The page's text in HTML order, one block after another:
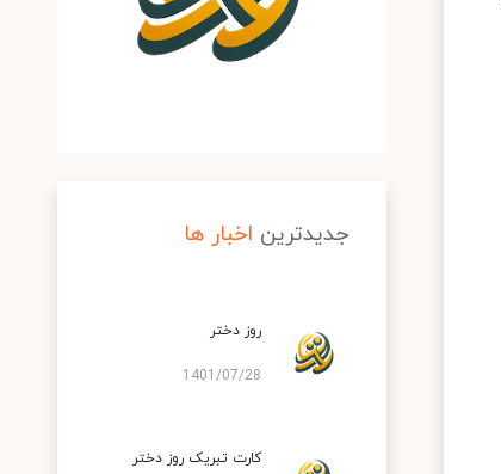
جدیدترین اخبار ها
روز دختر
1401/07/28
کارت تبریک روز دختر